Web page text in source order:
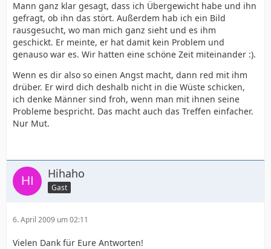
Mann ganz klar gesagt, dass ich Übergewicht habe und ihn
gefragt, ob ihn das stört. Außerdem hab ich ein Bild
rausgesucht, wo man mich ganz sieht und es ihm
geschickt. Er meinte, er hat damit kein Problem und
genauso war es. Wir hatten eine schöne Zeit miteinander :).
Wenn es dir also so einen Angst macht, dann red mit ihm
drüber. Er wird dich deshalb nicht in die Wüste schicken,
ich denke Männer sind froh, wenn man mit ihnen seine
Probleme bespricht. Das macht auch das Treffen einfacher.
Nur Mut.
Hihaho
Gast
6. April 2009 um 02:11
Vielen Dank für Eure Antworten!